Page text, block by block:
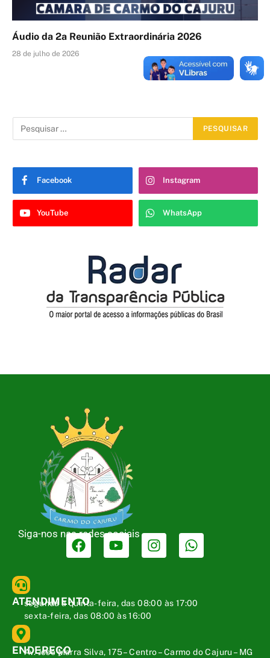
Áudio da 2a Reunião Extraordinária 2026
28 de julho de 2026
Facebook Instagram
YouTube WhatsApp
Siga-nos nas redes sociais
ATENDIMENTO
segunda a quinta-feira, das 08:00 às 17:00
sexta-feira, das 08:00 às 16:00
ENDEREÇO
Av. José Marra Silva, 175 – Centro – Carmo do Cajuru – MG